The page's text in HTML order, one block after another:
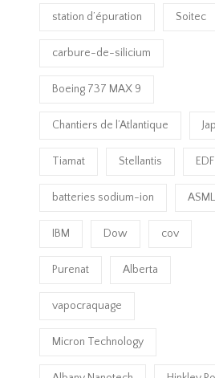
station d’épuration Soitec
carbure-de-silicium
Boeing 737 MAX 9
Chantiers de l’Atlantique
Tiamat Stellantis EDF
batteries sodium-ion ASML
IBM Dow cov
Purenat Alberta
vapocraquage
Micron Technology